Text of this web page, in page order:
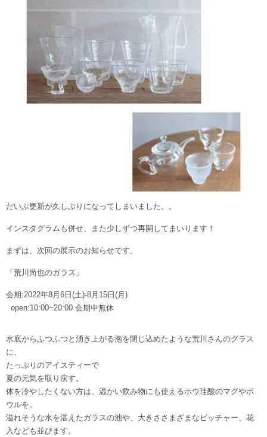
だいぶ更新が久しぶりになってしまいました。。
インスタグラムも併せ、また少しずつ再開してまいります！
まずは、次回の展示のお知らせです。
「荒川尚也のガラス」
会期:2022年8月6日(土)-8月15日(月)
open:10:00~20:00 会期中無休
水底からふつふつと湧き上がる泡を閉じ込めたような荒川さんのグラス
に、
たっぷりのアイスティーで
夏の元気を取り戻す。
体を冷やしたくない方は、温かい飲み物にも使えるホウ珪酸のマグやボ
ウルを。
溢れそうな水を湛えたガラスの池や、大きささまざまなピッチャー、花
入なども並びます。